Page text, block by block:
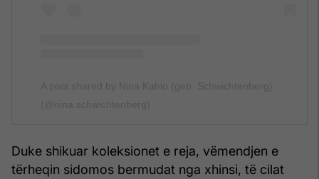
Duke shikuar koleksionet e reja, vëmendjen e
tërheqin sidomos bermudat nga xhinsi, të cilat